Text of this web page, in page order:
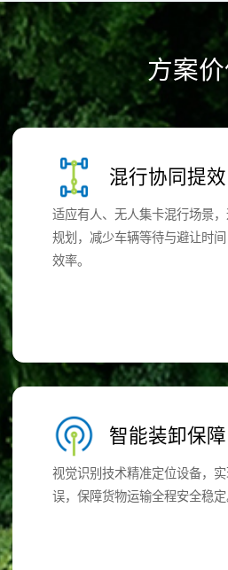
方案
混行协同提效
适应有人、无人集卡混行场景
规划，减少车辆等待与避让时
效率。
智能装卸保障
视觉识别技术精准定位设备，
误，保障货物运输全程安全稳定